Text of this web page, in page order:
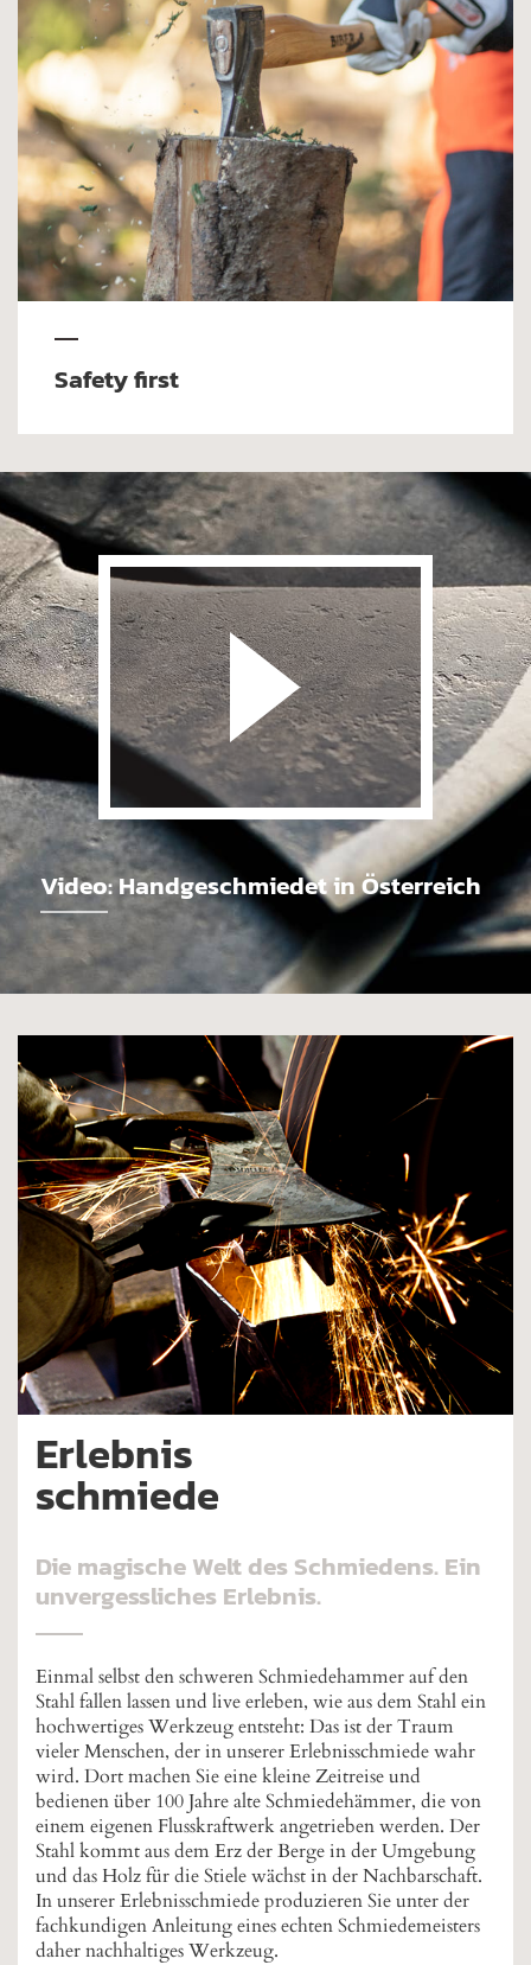
Safety first
Video: Handgeschmiedet in Österreich
Erlebnis
schmiede
Die magische Welt des Schmiedens. Ein
unvergessliches Erlebnis.
Einmal selbst den schweren Schmiedehammer auf den
Stahl fallen lassen und live erleben, wie aus dem Stahl ein
hochwertiges Werkzeug entsteht: Das ist der Traum
vieler Menschen, der in unserer Erlebnisschmiede wahr
wird. Dort machen Sie eine kleine Zeitreise und
bedienen über 100 Jahre alte Schmiedehämmer, die von
einem eigenen Flusskraftwerk angetrieben werden. Der
Stahl kommt aus dem Erz der Berge in der Umgebung
und das Holz für die Stiele wächst in der Nachbarschaft.
In unserer Erlebnisschmiede produzieren Sie unter der
fachkundigen Anleitung eines echten Schmiedemeisters
daher nachhaltiges Werkzeug.